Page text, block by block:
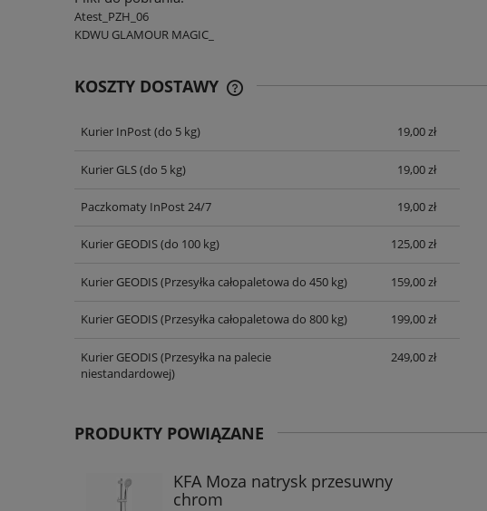
Atest_PZH_06
KDWU GLAMOUR MAGIC_
KOSZTY DOSTAWY
CENA NIE ZAWIERA EWENTUALNYCH
Kurier InPost(do 5 kg) 19,00 zł
Kurier GLS(do 5 kg) 19,00 zł
Paczkomaty InPost 24/7 19,00 zł
Kurier GEODIS(do 100 kg) 125,00 zł
Kurier GEODIS(Przesyłka całopaletowa do 450 kg) 159,00 zł
Kurier GEODIS(Przesyłka całopaletowa do 800 kg) 199,00 zł
Kurier GEODIS(Przesyłka na palecie
niestandardowej)
249,00 zł
PRODUKTY POWIĄZANE
KFA Moza natrysk przesuwny
chrom